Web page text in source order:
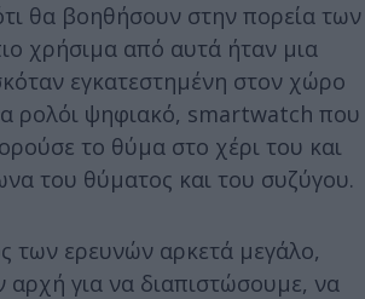
θα βοηθήσουν στην πορεία των
χρήσιμα από αυτά ήταν μια
εγκατεστημένη στον χώρο
ρολόι ψηφιακό, smartwatch που
το θύμα στο χέρι του και
του θύματος και του συζύγου.
των ερευνών αρκετά μεγάλο,
αρχή για να διαπιστώσουμε, να